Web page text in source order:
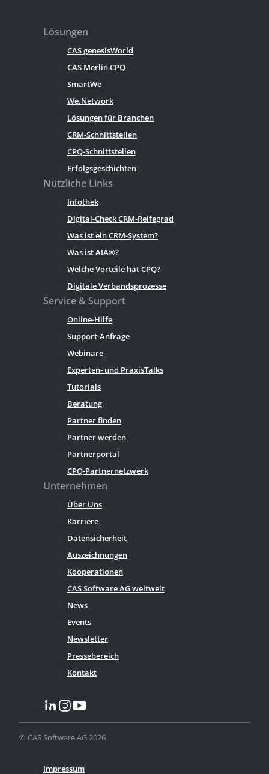
Lösungen
CAS genesisWorld
CAS Merlin CPQ
SmartWe
We.Network
Lösungen für Branchen
CRM-Schnittstellen
CPQ-Schnittstellen
Erfolgsgeschichten
Nützliche Links
Infothek
Digital-Check CRM-Reifegrad
Was ist ein CRM-System?
Was ist AIA®?
Welche Vorteile hat CPQ?
Digitale Verbandsprozesse
Service & Support
Online-Hilfe
Support-Anfrage
Webinare
Experten- und PraxisTalks
Tutorials
Beratung
Partner finden
Partner werden
Partnerportal
CPQ-Partnernetzwerk
Unternehmen
Über Uns
Karriere
Datensicherheit
Auszeichnungen
Kooperationen
CAS Software AG weltweit
News
Events
Newsletter
Pressebereich
Kontakt
© CAS Software AG 2026
Impressum